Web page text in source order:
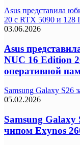
Asus представила
20 с RTX 5090 и 128
03.06.2026
Asus
NUC 16 Edition
оперативной
Samsung Galaxy S26
05.02.2026
Samsung Galaxy
чипом Exynos